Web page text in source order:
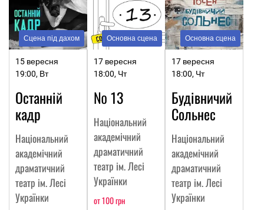
Сцена під дахом
15 вересня
19:00, Вт
Останній
кадр
Національний
академічний
драматичний
театр ім. Лесі
Українки
Основна сцена
17 вересня
18:00, Чт
№ 13
Національний
академічний
драматичний
театр ім. Лесі
Українки
от 100 грн
Основна сцена
17 вересня
18:00, Чт
Будівничий
Сольнес
Національний
академічний
драматичний
театр ім. Лесі
Українки